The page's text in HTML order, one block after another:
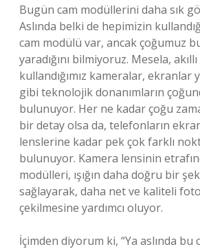
Bugün cam modüllerini daha sık
Aslında belki de hepimizin
cam modülü var, ancak çoğumuz
yaradığını bilmiyoruz. Mesela,
kullandığımız kameralar, ekranlar
gibi teknolojik donanımların
bulunuyor. Her ne kadar çoğu
bir detay olsa da, telefonların
lenslerine kadar pek çok farklı
bulunuyor. Kamera lensinin
modülleri, ışığın daha doğru bir
sağlayarak, daha net ve kaliteli
çekilmesine yardımcı oluyor.
İçimden diyorum ki, “Ya aslında